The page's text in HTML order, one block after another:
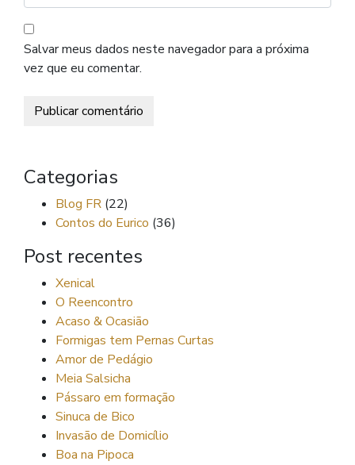
Salvar meus dados neste navegador para a próxima
vez que eu comentar.
Categorias
Blog FR (22)
Contos do Eurico (36)
Post recentes
Xenical
O Reencontro
Acaso & Ocasião
Formigas tem Pernas Curtas
Amor de Pedágio
Meia Salsicha
Pássaro em formação
Sinuca de Bico
Invasão de Domicílio
Boa na Pipoca